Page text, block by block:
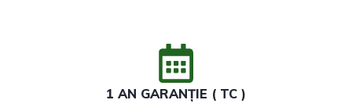
1 AN GARANȚIE ( TC )